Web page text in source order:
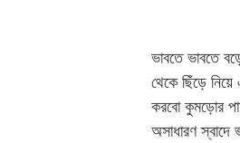
ভাবতে ভাবতে
থেকে ছিঁড়ে
করবো কুমড়োর
অসাধারণ